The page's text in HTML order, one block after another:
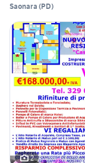
Saonara (PD)
2